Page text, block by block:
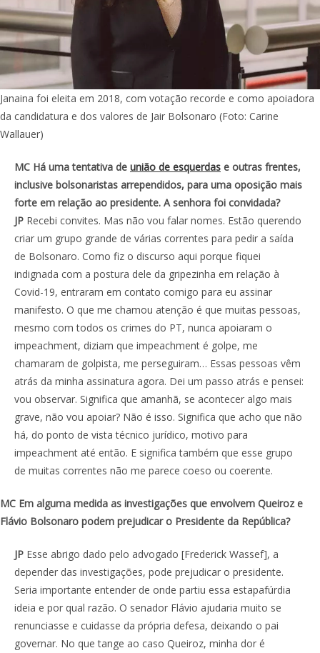
Janaina foi eleita em 2018, com votação recorde e como apoiadora
da candidatura e dos valores de Jair Bolsonaro (Foto: Carine
Wallauer)
MC Há uma tentativa de união de esquerdas e outras frentes,
inclusive bolsonaristas arrependidos, para uma oposição mais
forte em relação ao presidente. A senhora foi convidada?
JP Recebi convites. Mas não vou falar nomes. Estão querendo
criar um grupo grande de várias correntes para pedir a saída
de Bolsonaro. Como fiz o discurso aqui porque fiquei
indignada com a postura dele da gripezinha em relação à
Covid-19, entraram em contato comigo para eu assinar
manifesto. O que me chamou atenção é que muitas pessoas,
mesmo com todos os crimes do PT, nunca apoiaram o
impeachment, diziam que impeachment é golpe, me
chamaram de golpista, me perseguiram… Essas pessoas vêm
atrás da minha assinatura agora. Dei um passo atrás e pensei:
vou observar. Significa que amanhã, se acontecer algo mais
grave, não vou apoiar? Não é isso. Significa que acho que não
há, do ponto de vista técnico jurídico, motivo para
impeachment até então. E significa também que esse grupo
de muitas correntes não me parece coeso ou coerente.
MC Em alguma medida as investigações que envolvem Queiroz e
Flávio Bolsonaro podem prejudicar o Presidente da República?
JP Esse abrigo dado pelo advogado [Frederick Wassef], a
depender das investigações, pode prejudicar o presidente.
Seria importante entender de onde partiu essa estapafúrdia
ideia e por qual razão. O senador Flávio ajudaria muito se
renunciasse e cuidasse da própria defesa, deixando o pai
governar. No que tange ao caso Queiroz, minha dor é